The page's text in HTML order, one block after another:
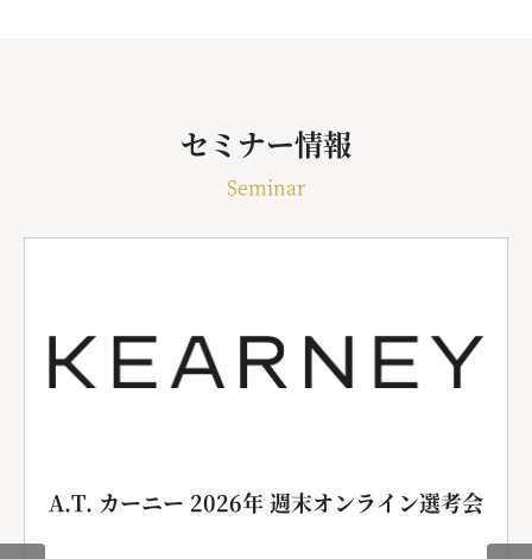
セミナー情報
Seminar
A.T. カーニー 2026年 週末オンライン選考会